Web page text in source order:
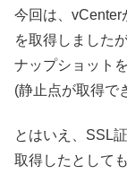
今回は、vCenter
を取得しました
ナップショット
(静止点が取得で
とはいえ、SSL
取得したとして